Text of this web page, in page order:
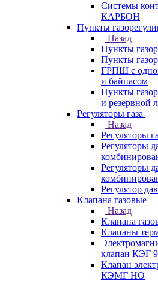
Системы
КАРБОН
Пункты
Назад
Пункты
Пункты
ГРПШ с
и байпасом
Пункты
и резервной
Регуляторы газа
Назад
Регуляторы
Регуляторы
Регуляторы
Регулятор
Клапана газовые
Назад
Клапана
Клапаны
клапан КЭГ
Клапан
КЭМГ НО